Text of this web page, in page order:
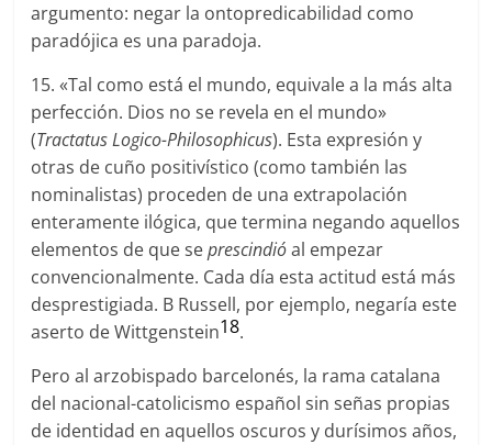
argumento: negar la ontopredicabilidad como
paradójica es una paradoja.
15. «Tal como está el mundo, equivale a la más alta
perfección. Dios no se revela en el mundo»
(Tractatus Logico-Philosophicus). Esta expresión y
otras de cuño positivístico (como también las
nominalistas) proceden de una extrapolación
enteramente ilógica, que termina negando aquellos
elementos de que seprescindióal empezar
convencionalmente. Cada día esta actitud está más
desprestigiada. B Russell, por ejemplo, negaría este
aserto de Wittgenstein18.
Pero al arzobispado barcelonés, la rama catalana
del nacional-catolicismo español sin señas propias
de identidad en aquellos oscuros y durísimos años,